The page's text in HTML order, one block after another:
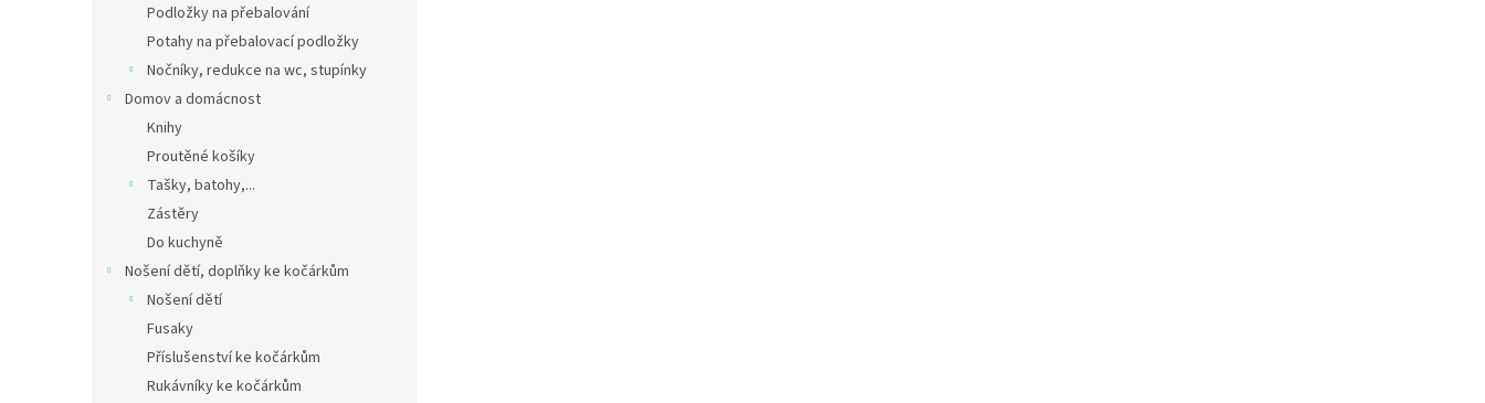
Podložky na přebalování
Potahy na přebalovací podložky
Nočníky, redukce na wc, stupínky
Domov a domácnost
Knihy
Proutěné košíky
Tašky, batohy,...
Zástěry
Do kuchyně
Nošení dětí, doplňky ke kočárkům
Nošení dětí
Fusaky
Příslušenství ke kočárkům
Rukávníky ke kočárkům